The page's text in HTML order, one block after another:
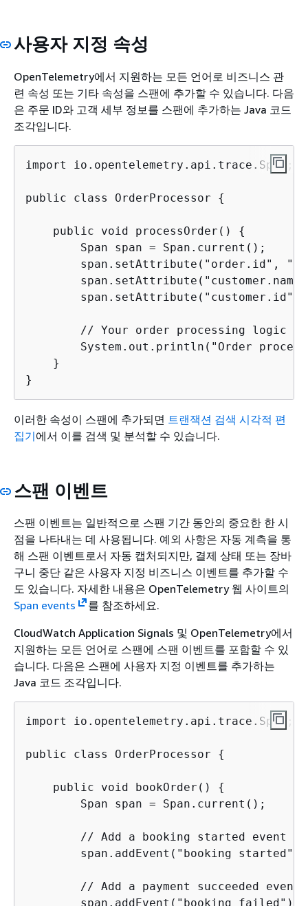
사용자 지정 속성
OpenTelemetry에서 지원하는 모든 언어로 비즈니스 관
련 속성 또는 기타 속성을 스팬에 추가할 수 있습니다. 다음
은 주문 ID와 고객 세부 정보를 스팬에 추가하는 Java 코드
조각입니다.
import io.opentelemetry.api.trace.Span;
public class OrderProcessor {
    public void processOrder()
{
        Span span = Span.current();
span.setAttribute("order.id",
span.setAttribute("customer.id",
// Your order processing logic
System.out.println("Order
    }
}
이러한 속성이 스팬에 추가되면 트랜잭션 검색 시각적 편
집기에서 이를 검색 및 분석할 수 있습니다.
스팬 이벤트
스팬 이벤트는 일반적으로 스팬 기간 동안의 중요한 한 시
점을 나타내는 데 사용됩니다. 예외 사항은 자동 계측을 통
해 스팬 이벤트로서 자동 캡처되지만, 결제 상태 또는 장바
구니 중단 같은 사용자 지정 비즈니스 이벤트를 추가할 수
도 있습니다. 자세한 내용은 OpenTelemetry 웹 사이트의
Span events
를 참조하세요.
CloudWatch Application Signals 및 OpenTelemetry에서
지원하는 모든 언어로 스팬에 스팬 이벤트를 포함할 수 있
습니다. 다음은 스팬에 사용자 지정 이벤트를 추가하는
Java 코드 조각입니다.
import io.opentelemetry.api.trace.Span;
public class OrderProcessor {
    public void bookOrder()
{
        Span span = Span.current();
        // Add a booking started event
        span.addEvent("booking started");
// Add a payment succeeded
        span.addEvent("booking failed");